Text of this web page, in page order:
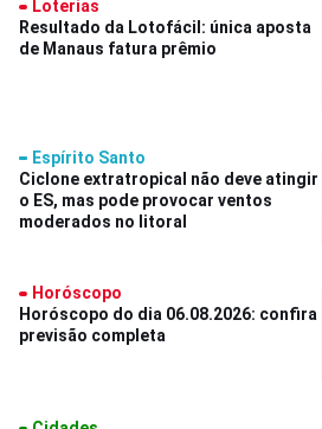
Loterias
Resultado da Lotofácil: única aposta
de Manaus fatura prêmio
Espírito Santo
Ciclone extratropical não deve atingir
o ES, mas pode provocar ventos
moderados no litoral
Horóscopo
Horóscopo do dia 06.08.2026: confira
previsão completa